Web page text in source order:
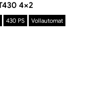
4×2
430 PS
Vollautomat